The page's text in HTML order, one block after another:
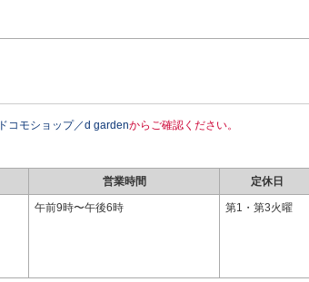
ドコモショップ／d gardenからご確認ください。
営業時間 定休日
午前9時〜午後6時 第1・第3火曜